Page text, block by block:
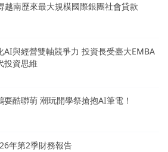
越南歷來最大規模國際銀團社會貸款
AI與經營雙軸競爭力 投資長受臺大EMBA
投資思維
耍酷聯萌 潮玩開學祭搶抱AI筆電！
年第2季財務報告